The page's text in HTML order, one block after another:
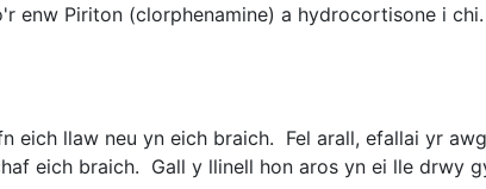
enw Piriton (clorphenamine) a hydrocortisone i
eich llaw neu yn eich braich. Fel arall, efallai yr
eich braich. Gall y llinell hon aros yn ei lle drwy